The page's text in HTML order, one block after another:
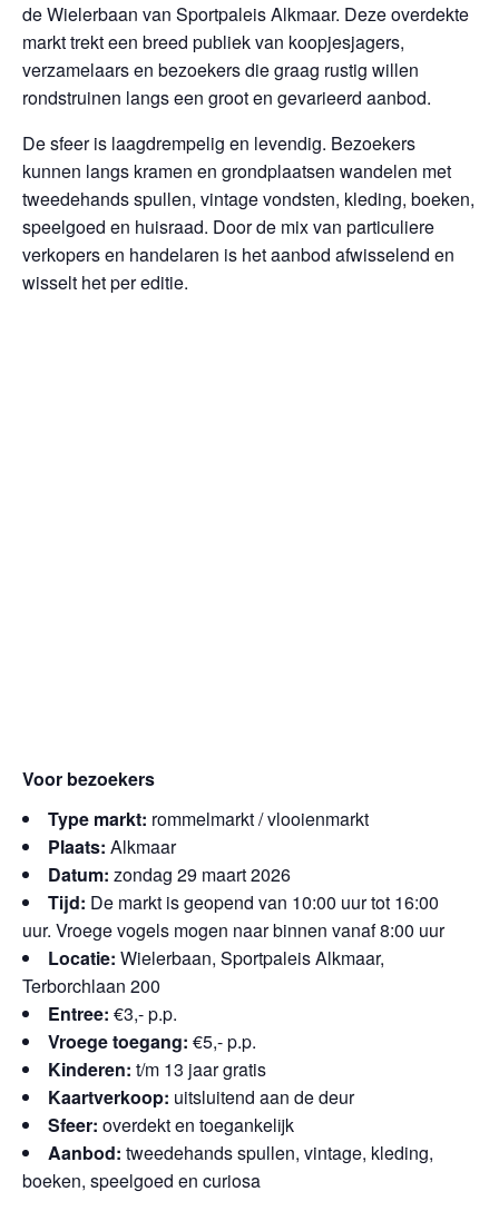
de Wielerbaan van Sportpaleis Alkmaar. Deze overdekte
markt trekt een breed publiek van koopjesjagers,
verzamelaars en bezoekers die graag rustig willen
rondstruinen langs een groot en gevarieerd aanbod.
De sfeer is laagdrempelig en levendig. Bezoekers
kunnen langs kramen en grondplaatsen wandelen met
tweedehands spullen, vintage vondsten, kleding, boeken,
speelgoed en huisraad. Door de mix van particuliere
verkopers en handelaren is het aanbod afwisselend en
wisselt het per editie.
Voor bezoekers
Type markt: rommelmarkt / vlooienmarkt
Plaats: Alkmaar
Datum: zondag 29 maart 2026
Tijd: De markt is geopend van 10:00 uur tot 16:00
uur. Vroege vogels mogen naar binnen vanaf 8:00 uur
Locatie: Wielerbaan, Sportpaleis Alkmaar,
Terborchlaan 200
Entree: €3,- p.p.
Vroege toegang: €5,- p.p.
Kinderen: t/m 13 jaar gratis
Kaartverkoop: uitsluitend aan de deur
Sfeer: overdekt en toegankelijk
Aanbod: tweedehands spullen, vintage, kleding,
boeken, speelgoed en curiosa